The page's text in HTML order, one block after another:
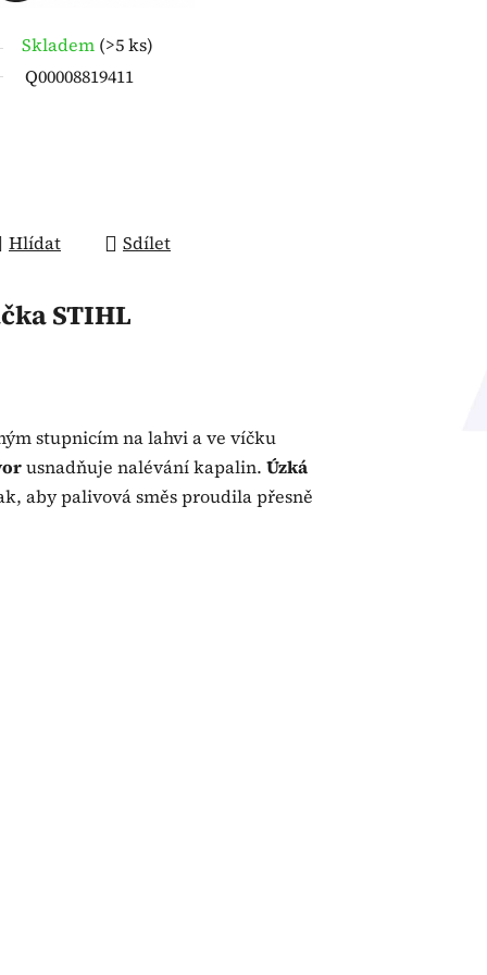
Skladem (>5 ks)
Q00008819411
Hlídat Sdílet
STIHL
stupnicím na lahvi a ve víčku
usnadňuje nalévání kapalin. Úzká
aby palivová směs proudila přesně